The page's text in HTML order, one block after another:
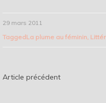
29 mars 2011
TaggedLa plume au féminin,
Navigation
Article précédent